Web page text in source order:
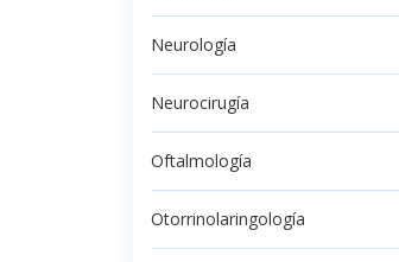
Neurología
Neurocirugía
Oftalmología
Otorrinolaringología